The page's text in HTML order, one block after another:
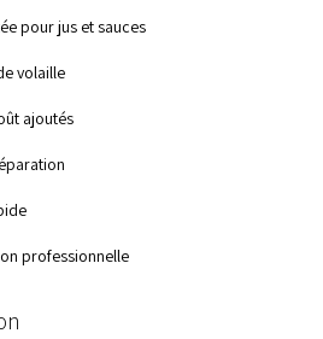
pour jus et sauces
volaille
ajoutés
professionnelle